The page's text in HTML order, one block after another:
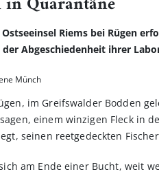
Riems bei Rügen
Abgeschiedenheit ihrer
Münch
im Greifswalder Bodden
einem winzigen Fleck in
seinen reetgedeckten
am Ende einer Bucht, weit